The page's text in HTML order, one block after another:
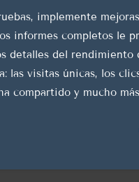
implemente
informes completos le
detalles del rendimiento
las visitas únicas, los
compartido y mucho